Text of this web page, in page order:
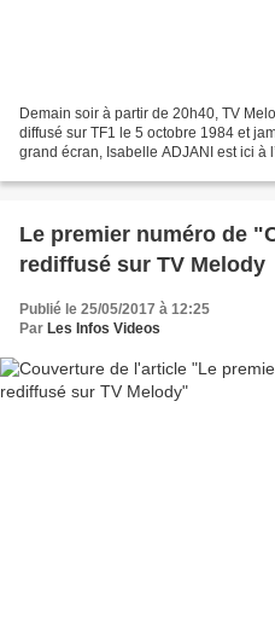
Demain soir à partir de 20h40, TV
diffusé sur TF1 le 5 octobre 1984 et
grand écran, Isabelle ADJANI est ici à
Le premier numéro de
rediffusé sur TV Melody
Publié le 25/05/2017 à 12:25
Par Les Infos Videos